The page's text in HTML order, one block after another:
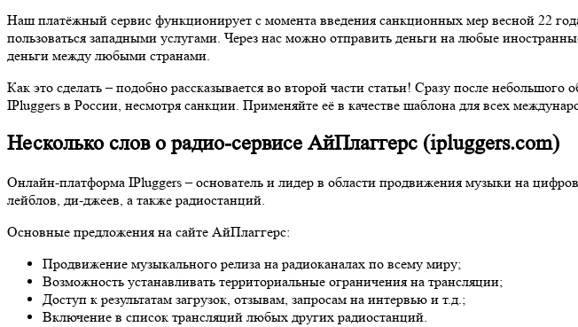
Наш платёжный сервис функционирует с момента введения санкционных мер весной 22
пользоваться западными услугами. Через нас можно отправить деньги на любые
деньги между любыми странами.
Как это сделать – подобно рассказывается во второй части статьи! Сразу после
IPluggers в России, несмотря санкции. Применяйте её в качестве шаблона для всех
Несколько слов о радио-сервисе АйПлаггерс (ipluggers.com)
Онлайн-платформа IPluggers – основатель и лидер в области продвижения музыки на
лейблов, ди-джеев, а также радиостанций.
Основные предложения на сайте АйПлаггерс:
Продвижение музыкального релиза на радиоканалах по всему миру;
Возможность устанавливать территориальные ограничения на трансляции;
Доступ к результатам загрузок, отзывам, запросам на интервью и т.д.;
Включение в список трансляций любых других радиостанций.